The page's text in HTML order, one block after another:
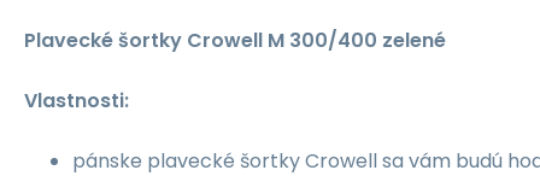
Plavecké šortky Crowell M 300/400 zelené
Vlastnosti:
pánske plavecké šortky Crowell sa vám budú